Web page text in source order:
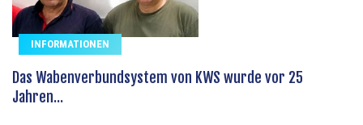
INFORMATIONEN
Das Wabenverbundsystem von KWS wurde vor 25
Jahren...